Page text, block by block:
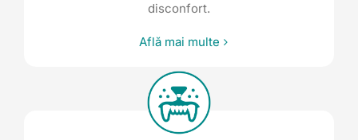
disconfort.
Află mai multe